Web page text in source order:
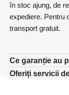
în stoc ajung, de
expediere. Pentru
transport gratuit.
Ce garanție au
Oferiți servicii